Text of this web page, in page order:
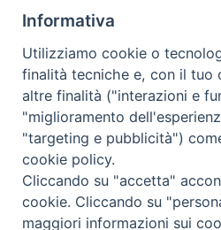
La nostra storia
Statuto
Presidenza e ufficio
Consiglio scientifico
Coordinamento nazionale
Informativa
Utilizziamo cookie o
finalità tecniche e, con il tuo
altre finalità ("interazioni e
"miglioramento
"targeting e pubblicità")
cookie policy.
Cliccando su "accetta"
cookie. Cliccando su
maggiori informazioni sui